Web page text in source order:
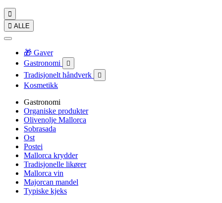

 ALLE
🎁 Gaver
Gastronomi

Tradisjonelt håndverk 
Kosmetikk
Gastronomi
Organiske produkter
Olivenolje Mallorca
Sobrasada
Ost
Postei
Mallorca krydder
Tradisjonelle likører
Mallorca vin
Majorcan mandel
Typiske kjeks